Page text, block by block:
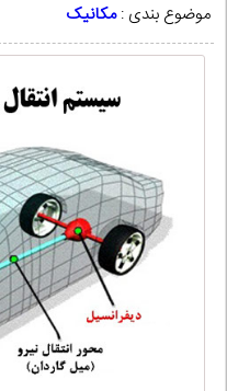
موضوع بندی :مکانیک